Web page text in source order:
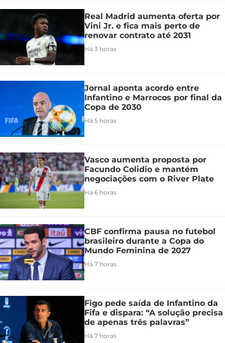
Real Madrid aumenta oferta por
Vini Jr. e fica mais perto de
renovar contrato até 2031
Há 3 horas
Jornal aponta acordo entre
Infantino e Marrocos por final da
Copa de 2030
Há 5 horas
Vasco aumenta proposta por
Facundo Colidio e mantém
negociações com o River Plate
Há 6 horas
CBF confirma pausa no futebol
brasileiro durante a Copa do
Mundo Feminina de 2027
Há 7 horas
Figo pede saída de Infantino da
Fifa e dispara: “A solução precisa
de apenas três palavras”
Há 7 horas